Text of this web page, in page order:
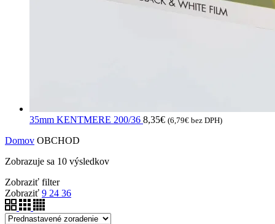
35mm KENTMERE 200/36 8,35€ (6,79€ bez DPH)
Domov OBCHOD
Zobrazuje sa 10 výsledkov
Zobraziť filter
Zobraziť 9 24 36